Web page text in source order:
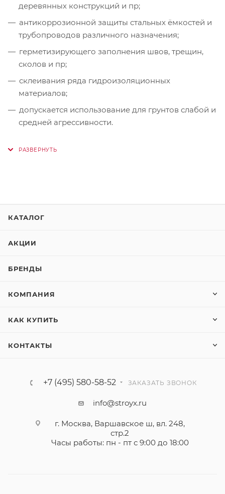
деревянных конструкций и пр;
антикоррозионной защиты стальных ёмкостей и
трубопроводов различного назначения;
герметизирующего заполнения швов, трещин,
сколов и пр;
склеивания ряда гидроизоляционных
материалов;
допускается использование для грунтов слабой и
средней агрессивности.
КАТАЛОГ
АКЦИИ
БРЕНДЫ
КОМПАНИЯ
КАК КУПИТЬ
КОНТАКТЫ
+7 (495) 580-58-52 ЗАКАЗАТЬ ЗВОНОК
info@stroyx.ru
г. Москва, Варшавское ш, вл. 248,
стр.2
Часы работы: пн - пт с 9:00 до 18:00